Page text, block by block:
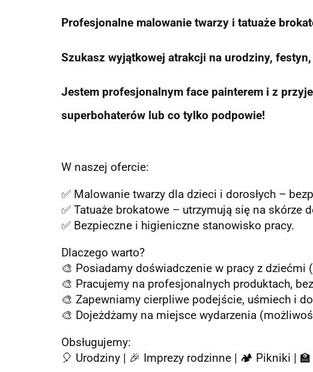
Profesjonalne malowanie twarzy i tatuaże
Szukasz wyjątkowej atrakcji na urodziny,
Jestem profesjonalnym face painterem i z
superbohaterów lub co tylko podpowie!
W naszej ofercie:
✅ Malowanie twarzy dla dzieci i dorosłych –
✅ Tatuaże brokatowe – utrzymują się na skórze
✅ Bezpieczne i higieniczne stanowisko pracy.
Dlaczego warto?
🎨 Posiadamy doświadczenie w pracy z dziećmi
🎨 Pracujemy na profesjonalnych produktach,
🎨 Zapewniamy cierpliwe podejście, uśmiech i
🎨 Dojeżdżamy na miejsce wydarzenia
Obsługujemy:
🎈 Urodziny | 🎉 Imprezy rodzinne | 🏕️ Pikniki |